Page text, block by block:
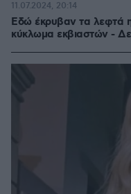
Εδώ έκρυβαν τα λεφτά
κύκλωμα εκβιαστών -
11.07.2024, 20:14